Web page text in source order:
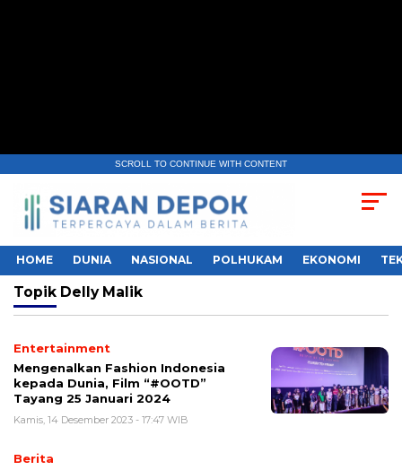
SCROLL TO CONTINUE WITH CONTENT
HOME DUNIA NASIONAL POLHUKAM EKONOMI
Topik Delly Malik
Entertainment
Mengenalkan Fashion Indonesia
kepada Dunia, Film “#OOTD”
Tayang 25 Januari 2024
Kamis, 14 Desember 2023 - 17:47 WIB
Berita